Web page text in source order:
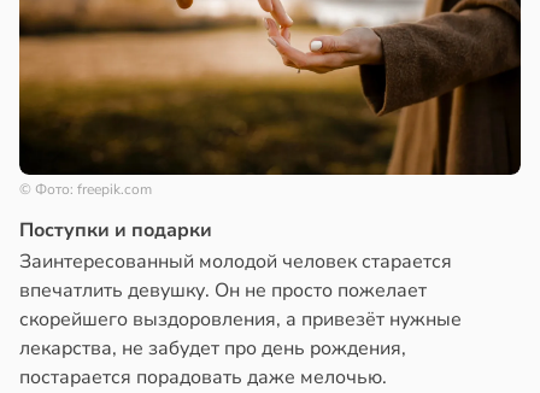
© Фото: freepik.com
Поступки и подарки
Заинтересованный молодой человек старается
впечатлить девушку. Он не просто пожелает
скорейшего выздоровления, а привезёт нужные
лекарства, не забудет про день рождения,
постарается порадовать даже мелочью.